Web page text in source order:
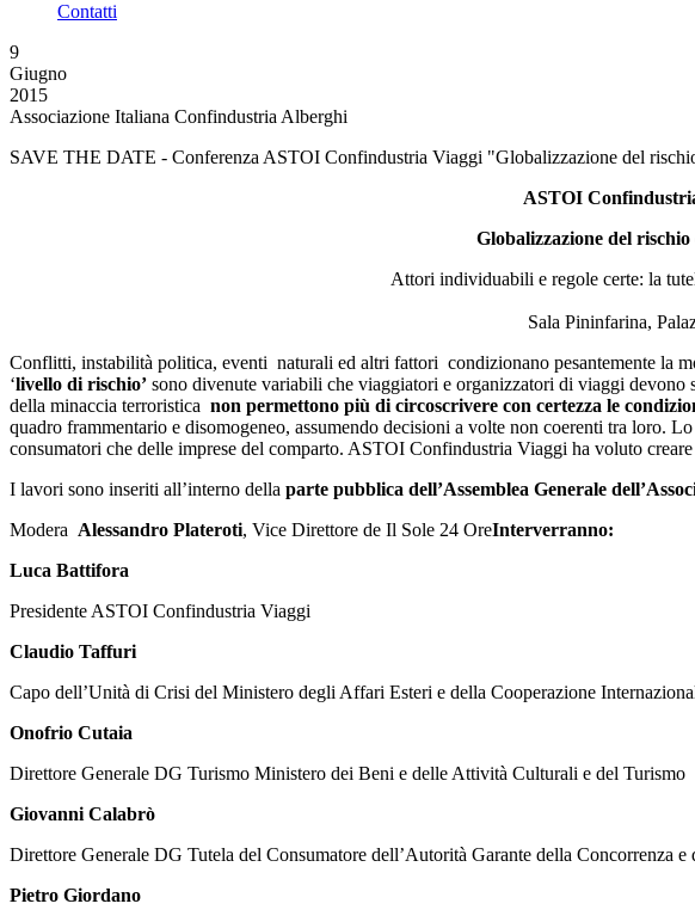
Contatti
9
Giugno
2015
Associazione Italiana Confindustria Alberghi
SAVE THE DATE - Conferenza ASTOI Confindustria Viaggi "Globalizzazione del
ASTOI
Globalizzazione del
Attori individuabili e regole certe: la
Sala Pininfarina,
Conflitti, instabilità politica, eventi naturali ed altri fattori condizionano pesantemente la
‘livello di rischio’ sono divenute variabili che viaggiatori e organizzatori di viaggi devono
della minaccia terroristica non permettono più di circoscrivere con certezza le
quadro frammentario e disomogeneo, assumendo decisioni a volte non coerenti tra loro.
consumatori che delle imprese del comparto. ASTOI Confindustria Viaggi ha voluto
I lavori sono inseriti all’interno della parte pubblica dell’Assemblea Generale
Modera Alessandro Plateroti, Vice Direttore de Il Sole 24 OreInterverranno:
Luca Battifora
Presidente ASTOI Confindustria Viaggi
Claudio Taffuri
Capo dell’Unità di Crisi del Ministero degli Affari Esteri e della Cooperazione
Onofrio Cutaia
Direttore Generale DG Turismo Ministero dei Beni e delle Attività Culturali e del Turismo
Giovanni Calabrò
Direttore Generale DG Tutela del Consumatore dell’Autorità Garante della Concorrenza e
Pietro Giordano